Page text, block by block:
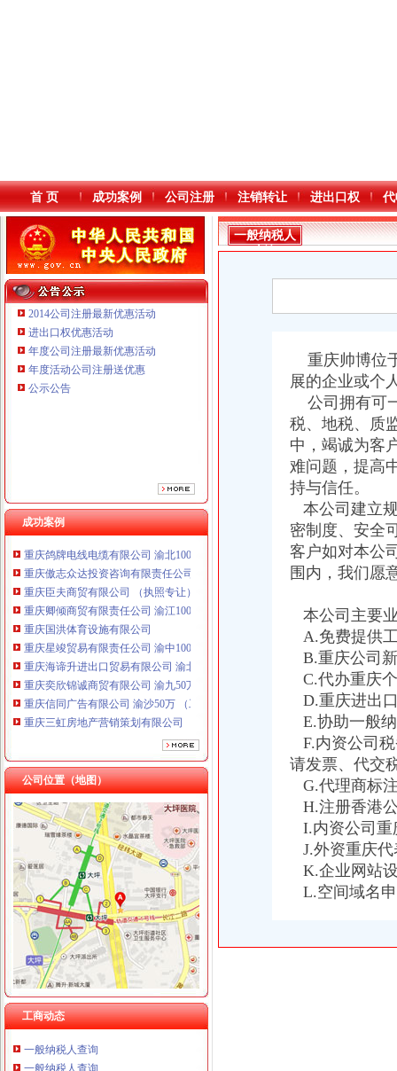
本站导航
首 页 成功案例 公司注册 注销转让 进出口权
2014公司注册最新优惠活动
进出口权优惠活动
年度公司注册最新优惠活动
年度活动公司注册送优惠
公示公告
成功案例
重庆傲志众达投资咨询有限责任公司 渝九1000万 （增资）
重庆臣夫商贸有限公司 （执照专让）
重庆卿倾商贸有限责任公司 渝江100万 （工商注册）
重庆国洪体育设施有限公司
重庆星竣贸易有限责任公司 渝中100万 （进出口权）
重庆海谛升进出口贸易有限公司 渝北100万 （进出口权）
重庆奕欣锦诚商贸有限公司 渝九50万 （工商注册）
重庆信同广告有限公司 渝沙50万 （工商注册）
重庆三虹房地产营销策划有限公司
重庆宝鹰汽车销售有限公司
重庆鸽牌电线电缆有限公司 渝北10010万 (进出口权)
重庆傲志众达投资咨询有限责任公司 渝九1000万 （增资）
重庆臣夫商贸有限公司 （执照专让）
重庆卿倾商贸有限责任公司 渝江100万 （工商注册）
重庆国洪体育设施有限公司
重庆星竣贸易有限责任公司 渝中100万 （进出口权）
重庆海谛升进出口贸易有限公司 渝北100万 （进出口权）
重庆奕欣锦诚商贸有限公司 渝九50万 （工商注册）
重庆信同广告有限公司 渝沙50万 （工商注册）
重庆三虹房地产营销策划有限公司
重庆宝鹰汽车销售有限公司
公司位置（地图）
工商动态
一般纳税人查询
关于一般纳税人查询的问题
【官方公告】企业汇采一般纳税人资质提交说明-阿里巴巴商友圈
一般纳税人查询
重庆一般纳税人资格查询
一般纳税人查询一般纳税人查询
重庆一般纳税人资格查询：http://218.70.65.72:3002/fpcx/
重庆一般纳税人申请：路源咨询—专业代办安全生产许可证-重庆爱问
一般纳税人信息查询
一般纳税人查询
怎么查询公司是不是一般纳税人_百度经验
一般纳税人查询
一般纳税人
查询
重庆帅博位
展的企业或个
公司拥有可
税、地税、质
中，竭诚为客
难问题，提高
持与信任。
本公司建立
密制度、安全
客户如对本公
围内，我们愿
本公司主要
A.免费提供
B.重庆公司
C.代办重庆
D.重庆进出
E.协助一般
F.内资公司
请发票、代交
G.代理商标
H.注册香港
I.内资公司重
J.外资重庆代
K.企业网站
L.空间域名